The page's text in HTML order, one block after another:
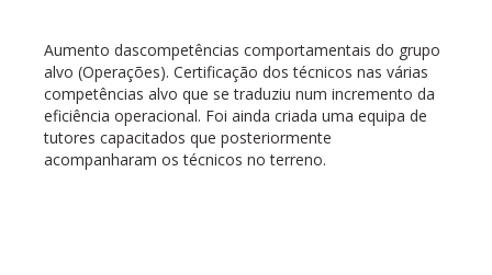
Aumento dascompetências comportamentais do grupo
alvo (Operações). Certificação dos técnicos nas várias
competências alvo que se traduziu num incremento da
eficiência operacional. Foi ainda criada uma equipa de
tutores capacitados que posteriormente
acompanharam os técnicos no terreno.